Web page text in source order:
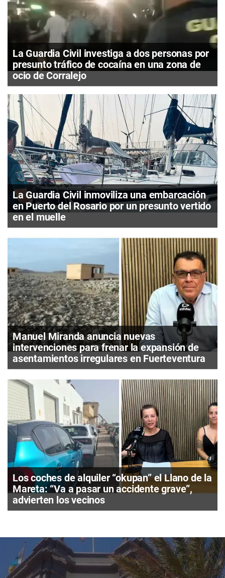
La Guardia Civil investiga a dos personas por
presunto tráfico de cocaína en una zona de
ocio de Corralejo
La Guardia Civil inmoviliza una embarcación
en Puerto del Rosario por un presunto vertido
en el muelle
Manuel Miranda anuncia nuevas
intervenciones para frenar la expansión de
asentamientos irregulares en Fuerteventura
Los coches de alquiler “okupan” el Llano de la
Mareta: “Va a pasar un accidente grave”,
advierten los vecinos